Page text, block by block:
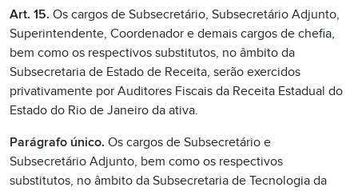
Art. 15. Os cargos de Subsecretário, Subsecretário Adjunto,
Superintendente, Coordenador e demais cargos de chefia,
bem como os respectivos substitutos, no âmbito da
Subsecretaria de Estado de Receita, serão exercidos
privativamente por Auditores Fiscais da Receita Estadual do
Estado do Rio de Janeiro da ativa.
Parágrafo único. Os cargos de Subsecretário e
Subsecretário Adjunto, bem como os respectivos
substitutos, no âmbito da Subsecretaria de Tecnologia da